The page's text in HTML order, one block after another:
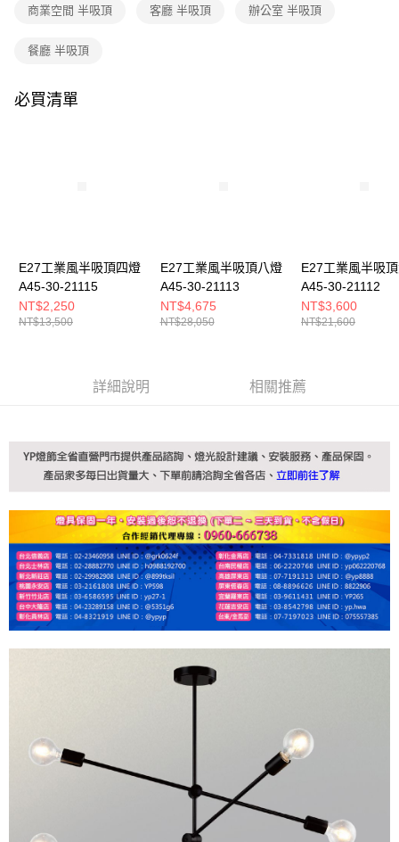
購買商品的店家。未經商家同意取消之訂單仍視為有效，需透過AFTEE先享
是否繳費成功／繳費後需取消欲退款等相關疑問，請聯繫「AFTEE先享後付
【注意事項】
時審查核予不同之上限額度；若仍有額度不足之情形，本公司將視審查結果
５．嚴禁一人註冊多個帳號或使用他人資訊註冊。若發現惡意使用之情形，
恩沛科技股份有限公司將有權停止該用戶之使用額度並採取法律行動。
商業空間 半吸頂 客廳 半吸頂 辦公室 半吸頂
餐廳 半吸頂
必買清單
E27工業風半吸頂四燈
A45-30-21115
NT$2,250
NT$13,500
E27工業風半吸頂八燈
A45-30-21113
NT$4,675
NT$28,050
E27工業風半吸
A45-30-21112
NT$3,600
NT$21,600
詳細說明 相關推薦